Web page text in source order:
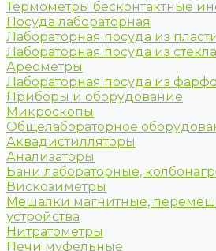
Термометры бесконтактные
Посуда лабораторная
Лабораторная посуда из
Лабораторная посуда из стекла
Ареометры
Лабораторная посуда из
Приборы и оборудование
Микроскопы
Общелабораторное
Аквадистилляторы
Анализаторы
Бани лабораторные,
Вискозиметры
Мешалки магнитные,
устройства
Нитратометры
Печи муфельные